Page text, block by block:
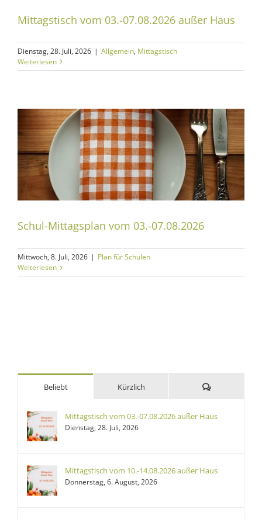
Mittagstisch vom 03.-07.08.2026 außer Haus
Dienstag, 28. Juli, 2026 | Allgemein, Mittagstisch
Weiterlesen
Schul-Mittagsplan vom 03.-07.08.2026
Mittwoch, 8. Juli, 2026 | Plan für Schulen
Weiterlesen
Beliebt Kürzlich Kommentare
Mittagstisch vom 03.-07.08.2026 außer Haus
Dienstag, 28. Juli, 2026
Mittagstisch vom 10.-14.08.2026 außer Haus
Donnerstag, 6. August, 2026